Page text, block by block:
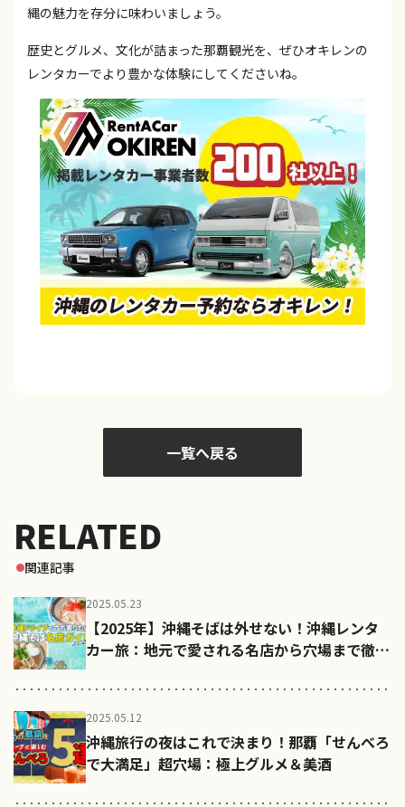
縄の魅力を存分に味わいましょう。
歴史とグルメ、文化が詰まった那覇観光を、ぜひオキレンの
レンタカーでより豊かな体験にしてくださいね。
一覧へ戻る
RELATED
関連記事
2025.05.23
【2025年】沖縄そばは外せない！沖縄レンタ
カー旅：地元で愛される名店から穴場まで徹底
2025.05.12
沖縄旅行の夜はこれで決まり！那覇「せんべろ
で大満足」超穴場：極上グルメ＆美酒